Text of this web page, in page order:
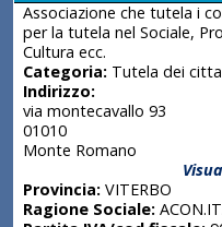
Associazione che tutela i
per la tutela nel Sociale,
Cultura ecc.
Categoria:Tutela dei
Indirizzo:
via montecavallo 93
01010
Monte Romano
Provincia:VITERBO
Ragione Sociale: